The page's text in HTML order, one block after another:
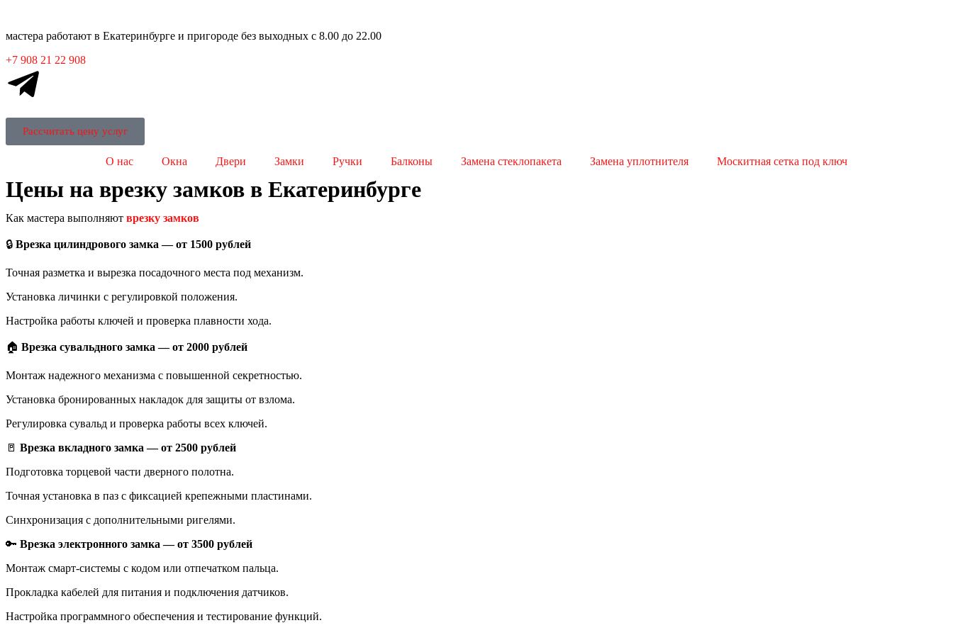
мастера работают в Екатеринбурге и пригороде без выходных с 8.00 до 22.00
+7 908 21 22 908
Рассчитать цену услуг
О нас Окна Двери Замки Ручки Балконы Замена стеклопакета Замена уплотнителя Москитная сетка под ключ
Цены на врезку замков в Екатеринбурге
Как мастера выполняют врезку замков
🔒 Врезка цилиндрового замка — от 1500 рублей
Точная разметка и вырезка посадочного места под механизм.
Установка личинки с регулировкой положения.
Настройка работы ключей и проверка плавности хода.
🏠 Врезка сувальдного замка — от 2000 рублей
Монтаж надежного механизма с повышенной секретностью.
Установка бронированных накладок для защиты от взлома.
Регулировка сувальд и проверка работы всех ключей.
🚪 Врезка вкладного замка — от 2500 рублей
Подготовка торцевой части дверного полотна.
Точная установка в паз с фиксацией крепежными пластинами.
Синхронизация с дополнительными ригелями.
🔑 Врезка электронного замка — от 3500 рублей
Монтаж смарт-системы с кодом или отпечатком пальца.
Прокладка кабелей для питания и подключения датчиков.
Настройка программного обеспечения и тестирование функций.